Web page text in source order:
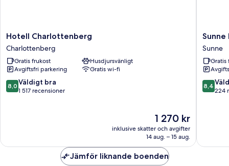
Hotell
Charlottenberg
Charlottenberg
Hotell Charlottenberg
Charlottenberg
Gratis frukost
Husdjursvänligt
Avgiftsfri parkering
Gratis wi-fi
8.0
av
8,0 Väldigt bra
1 517 recensioner
Priset
1 270 kr
1 270 kr
inklusive skatter och avgifter
14 aug. – 15 aug.
Sunne
B&B
Sunne
Sunne
Sunne
Gratis
8.4
av
8,4
224
Jämför liknande boenden